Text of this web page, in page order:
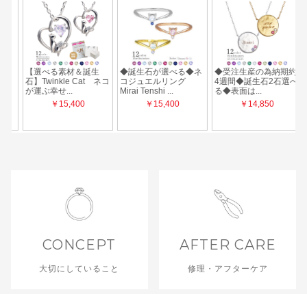
CONCEPT
大切にしていること
AFTER CARE
修理・アフターケア